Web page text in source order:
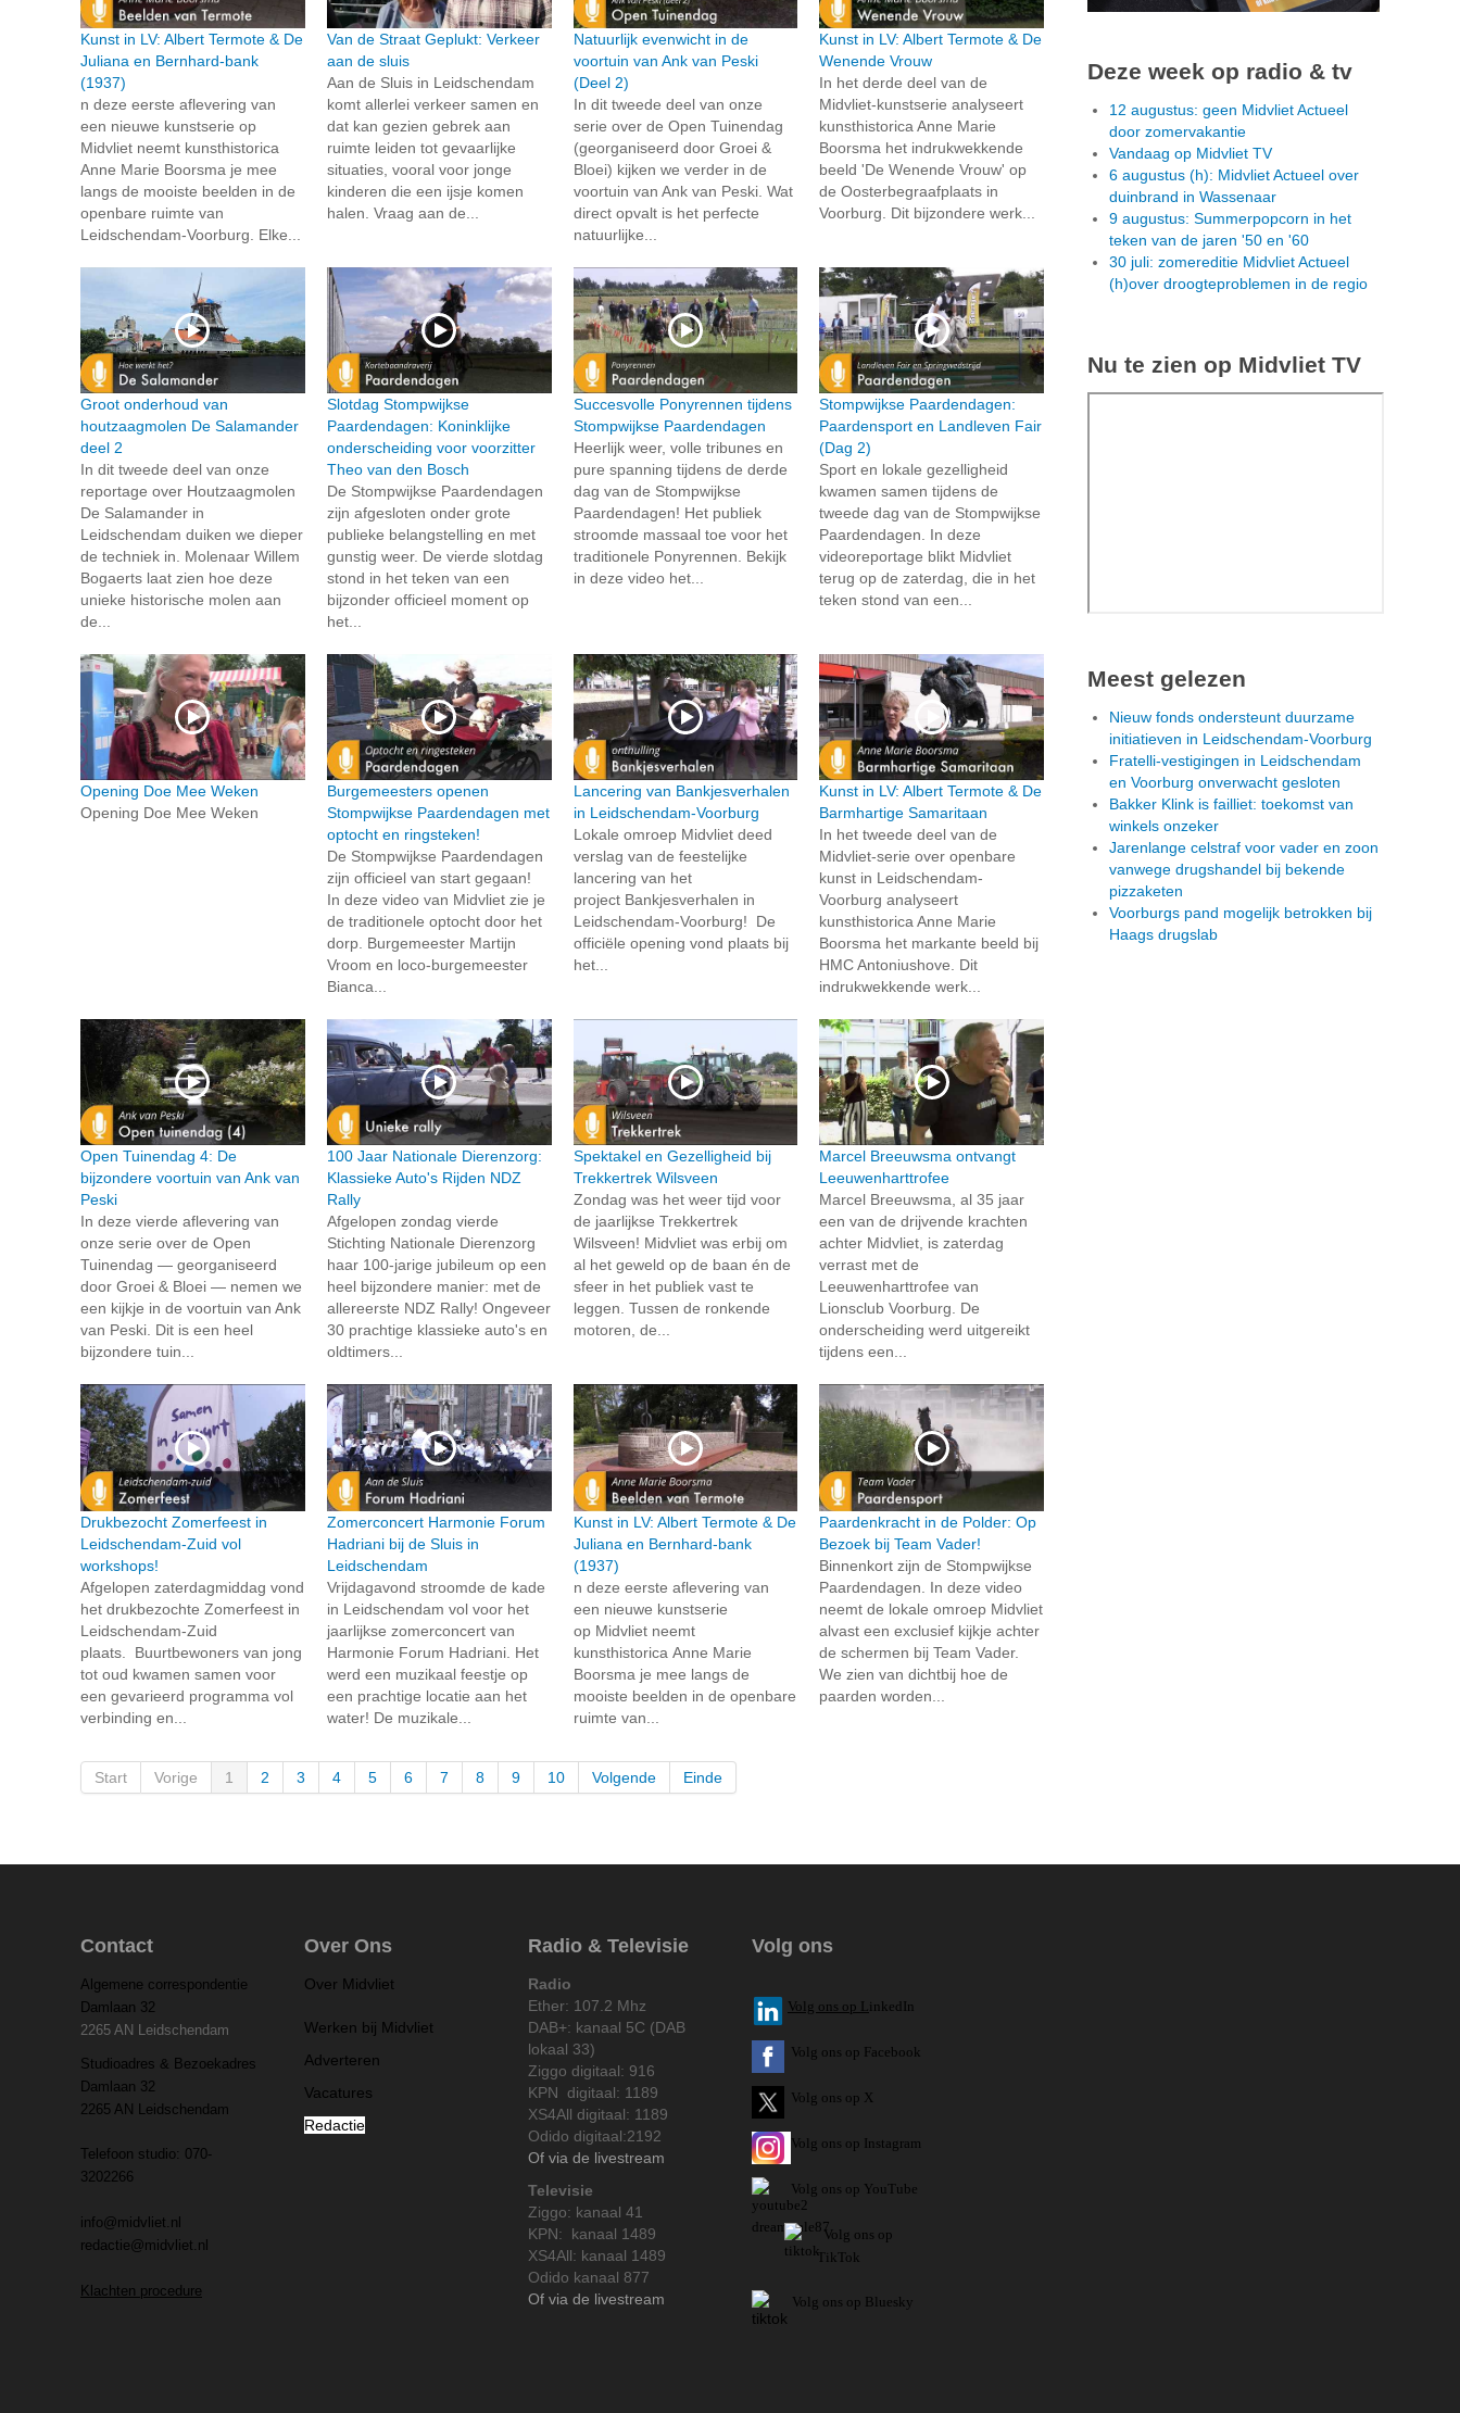
Kunst in LV: Albert Termote & De
Juliana en Bernhard-bank
(1937)
n deze eerste aflevering van
een nieuwe kunstserie op
Midvliet neemt kunsthistorica
Anne Marie Boorsma je mee
langs de mooiste beelden in de
openbare ruimte van
Leidschendam-Voorburg. Elke...
Van de Straat Geplukt: Verkeer
aan de sluis
Aan de Sluis in Leidschendam
komt allerlei verkeer samen en
dat kan gezien gebrek aan
ruimte leiden tot gevaarlijke
situaties, vooral voor jonge
kinderen die een ijsje komen
halen. Vraag aan de...
Natuurlijk evenwicht in de
voortuin van Ank van Peski
(Deel 2)
In dit tweede deel van onze
serie over de Open Tuinendag
(georganiseerd door Groei &
Bloei) kijken we verder in de
voortuin van Ank van Peski. Wat
direct opvalt is het perfecte
natuurlijke...
Kunst in LV: Albert Termote & De
Wenende Vrouw
In het derde deel van de
Midvliet-kunstserie analyseert
kunsthistorica Anne Marie
Boorsma het indrukwekkende
beeld 'De Wenende Vrouw' op
de Oosterbegraafplaats in
Voorburg. Dit bijzondere werk...
Groot onderhoud van
houtzaagmolen De Salamander
deel 2
In dit tweede deel van onze
reportage over Houtzaagmolen
De Salamander in
Leidschendam duiken we dieper
de techniek in. Molenaar Willem
Bogaerts laat zien hoe deze
unieke historische molen aan
de...
Slotdag Stompwijkse
Paardendagen: Koninklijke
onderscheiding voor voorzitter
Theo van den Bosch
De Stompwijkse Paardendagen
zijn afgesloten onder grote
publieke belangstelling en met
gunstig weer. De vierde slotdag
stond in het teken van een
bijzonder officieel moment op
het...
Succesvolle Ponyrennen tijdens
Stompwijkse Paardendagen
Heerlijk weer, volle tribunes en
pure spanning tijdens de derde
dag van de Stompwijkse
Paardendagen! Het publiek
stroomde massaal toe voor het
traditionele Ponyrennen. Bekijk
in deze video het...
Stompwijkse Paardendagen:
Paardensport en Landleven Fair
(Dag 2)
Sport en lokale gezelligheid
kwamen samen tijdens de
tweede dag van de Stompwijkse
Paardendagen. In deze
videoreportage blikt Midvliet
terug op de zaterdag, die in het
teken stond van een...
Opening Doe Mee Weken
Opening Doe Mee Weken
Burgemeesters openen
Stompwijkse Paardendagen met
optocht en ringsteken!
De Stompwijkse Paardendagen
zijn officieel van start gegaan!
In deze video van Midvliet zie je
de traditionele optocht door het
dorp. Burgemeester Martijn
Vroom en loco-burgemeester
Bianca...
Lancering van Bankjesverhalen
in Leidschendam-Voorburg
Lokale omroep Midvliet deed
verslag van de feestelijke
lancering van het
project Bankjesverhalen in
Leidschendam-Voorburg! De
officiële opening vond plaats bij
het...
Kunst in LV: Albert Termote & De
Barmhartige Samaritaan
In het tweede deel van de
Midvliet-serie over openbare
kunst in Leidschendam-
Voorburg analyseert
kunsthistorica Anne Marie
Boorsma het markante beeld bij
HMC Antoniushove. Dit
indrukwekkende werk...
Open Tuinendag 4: De
bijzondere voortuin van Ank van
Peski
In deze vierde aflevering van
onze serie over de Open
Tuinendag — georganiseerd
door Groei & Bloei — nemen we
een kijkje in de voortuin van Ank
van Peski. Dit is een heel
bijzondere tuin...
100 Jaar Nationale Dierenzorg:
Klassieke Auto's Rijden NDZ
Rally
Afgelopen zondag vierde
Stichting Nationale Dierenzorg
haar 100-jarige jubileum op een
heel bijzondere manier: met de
allereerste NDZ Rally! Ongeveer
30 prachtige klassieke auto's en
oldtimers...
Spektakel en Gezelligheid bij
Trekkertrek Wilsveen
Zondag was het weer tijd voor
de jaarlijkse Trekkertrek
Wilsveen! Midvliet was erbij om
al het geweld op de baan én de
sfeer in het publiek vast te
leggen. Tussen de ronkende
motoren, de...
Marcel Breeuwsma ontvangt
Leeuwenharttrofee
Marcel Breeuwsma, al 35 jaar
een van de drijvende krachten
achter Midvliet, is zaterdag
verrast met de
Leeuwenharttrofee van
Lionsclub Voorburg. De
onderscheiding werd uitgereikt
tijdens een...
Drukbezocht Zomerfeest in
Leidschendam-Zuid vol
workshops!
Afgelopen zaterdagmiddag vond
het drukbezochte Zomerfeest in
Leidschendam-Zuid
plaats. Buurtbewoners van jong
tot oud kwamen samen voor
een gevarieerd programma vol
verbinding en...
Zomerconcert Harmonie Forum
Hadriani bij de Sluis in
Leidschendam
Vrijdagavond stroomde de kade
in Leidschendam vol voor het
jaarlijkse zomerconcert van
Harmonie Forum Hadriani. Het
werd een muzikaal feestje op
een prachtige locatie aan het
water! De muzikale...
Kunst in LV: Albert Termote & De
Juliana en Bernhard-bank
(1937)
n deze eerste aflevering van
een nieuwe kunstserie
op Midvliet neemt
kunsthistorica Anne Marie
Boorsma je mee langs de
mooiste beelden in de openbare
ruimte van...
Paardenkracht in de Polder: Op
Bezoek bij Team Vader!
Binnenkort zijn de Stompwijkse
Paardendagen. In deze video
neemt de lokale omroep Midvliet
alvast een exclusief kijkje achter
de schermen bij Team Vader.
We zien van dichtbij hoe de
paarden worden...
Start Vorige 1 2 3 4 5 6 7 8 9 10 Volgende Einde
Deze week op radio & tv
12 augustus: geen Midvliet Actueel
door zomervakantie
Vandaag op Midvliet TV
6 augustus (h): Midvliet Actueel over
duinbrand in Wassenaar
9 augustus: Summerpopcorn in het
teken van de jaren '50 en '60
30 juli: zomereditie Midvliet Actueel
(h)over droogteproblemen in de regio
Nu te zien op Midvliet TV
Meest gelezen
Nieuw fonds ondersteunt duurzame
initiatieven in Leidschendam-Voorburg
Fratelli-vestigingen in Leidschendam
en Voorburg onverwacht gesloten
Bakker Klink is failliet: toekomst van
winkels onzeker
Jarenlange celstraf voor vader en zoon
vanwege drugshandel bij bekende
pizzaketen
Voorburgs pand mogelijk betrokken bij
Haags drugslab
Contact
Algemene correspondentie
Damlaan 32
2265 AN Leidschendam
Studioadres & Bezoekadres
Damlaan 32
2265 AN Leidschendam
Telefoon studio: 070-
3202266
info@midvliet.nl
redactie@midvliet.nl
Klachten procedure
Over Ons
Over Midvliet
Werken bij Midvliet
Adverteren
Vacatures
Redactie
Radio & Televisie
Radio
Ether: 107.2 Mhz
DAB+: kanaal 5C (DAB
lokaal 33)
Ziggo digitaal: 916
KPN digitaal: 1189
XS4All digitaal: 1189
Odido digitaal:2192
Of via de livestream
Televisie
Ziggo: kanaal 41
KPN: kanaal 1489
XS4All: kanaal 1489
Odido kanaal 877
Of via de livestream
Volg ons
Volg ons op L inkedIn
Volg ons op Facebook
Volg ons op X
Volg ons op Instagram
Volg ons op YouTube
Volg ons op
TikTok
Volg ons op Bluesky